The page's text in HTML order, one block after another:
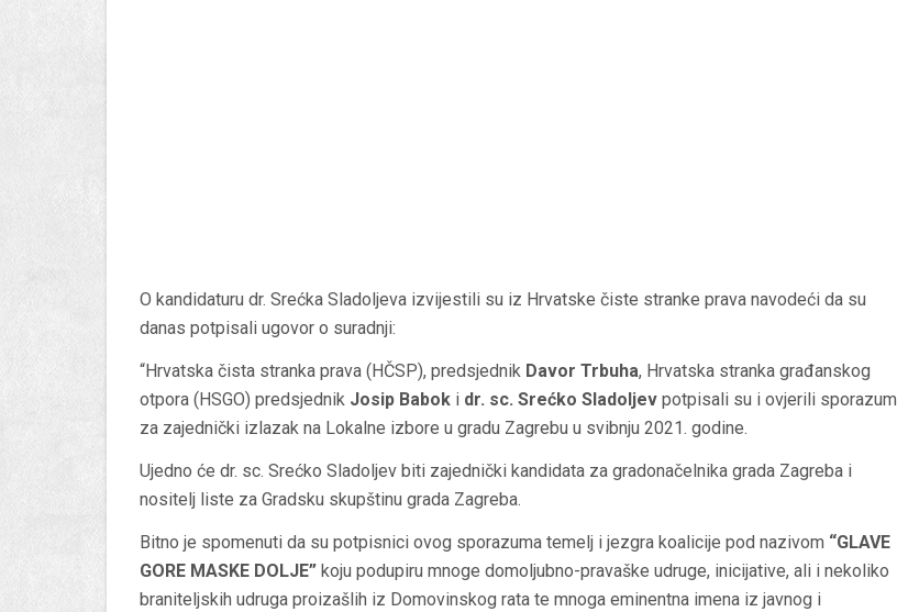
O kandidaturu dr. Srećka Sladoljeva izvijestili su iz Hrvatske čiste stranke prava navodeći da su
danas potpisali ugovor o suradnji:
“Hrvatska čista stranka prava (HČSP), predsjednik Davor Trbuha, Hrvatska stranka građanskog
otpora (HSGO) predsjednik Josip Babok i dr. sc. Srećko Sladoljev potpisali su i ovjerili sporazum
za zajednički izlazak na Lokalne izbore u gradu Zagrebu u svibnju 2021. godine.
Ujedno će dr. sc. Srećko Sladoljev biti zajednički kandidata za gradonačelnika grada Zagreba i
nositelj liste za Gradsku skupštinu grada Zagreba.
Bitno je spomenuti da su potpisnici ovog sporazuma temelj i jezgra koalicije pod nazivom “GLAVE
GORE MASKE DOLJE” koju podupiru mnoge domoljubno-pravaške udruge, inicijative, ali i nekoliko
braniteljskih udruga proizašlih iz Domovinskog rata te mnoga eminentna imena iz javnog i